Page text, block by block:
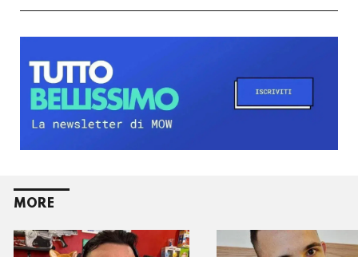
MORE